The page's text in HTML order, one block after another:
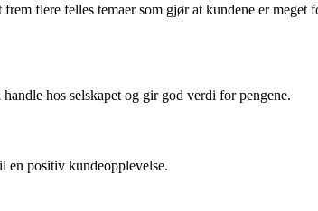
flere felles temaer som gjør at kundene er meget
hos selskapet og gir god verdi for pengene.
en positiv kundeopplevelse.